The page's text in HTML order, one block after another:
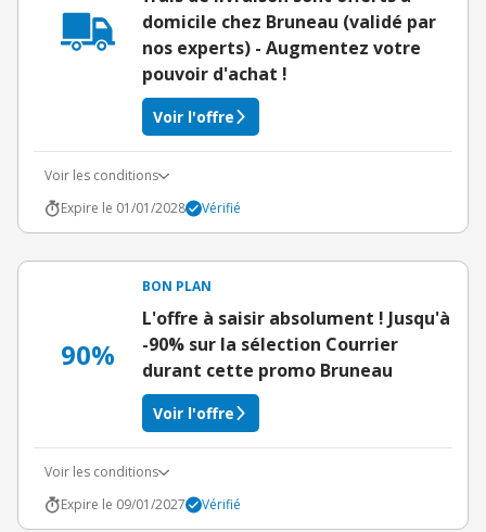
domicile chez Bruneau (validé par
nos experts) - Augmentez votre
pouvoir d'achat !
Voir l'offre
Voir les conditions
Expire le 01/01/2028
Vérifié
90%
BON PLAN
L'offre à saisir absolument ! Jusqu'à
-90% sur la sélection Courrier
durant cette promo Bruneau
Voir l'offre
Voir les conditions
Expire le 09/01/2027
Vérifié